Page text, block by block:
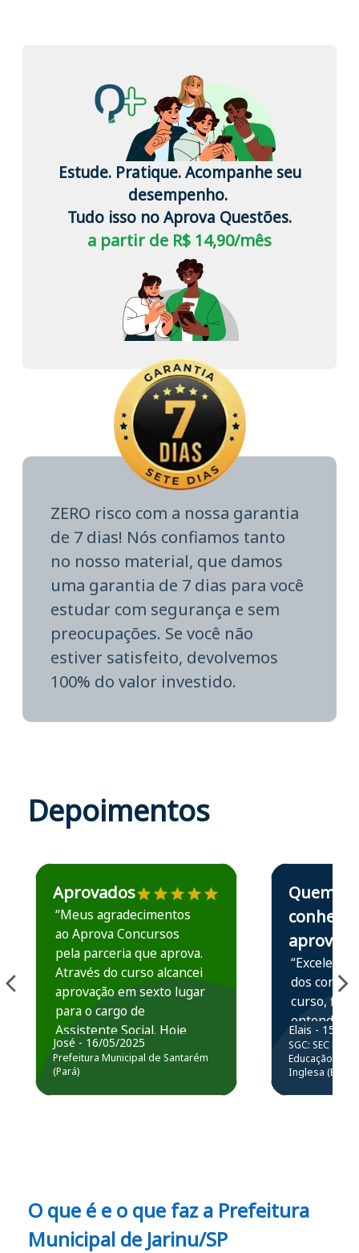
Estude. Pratique. Acompanhe seu
desempenho.
Tudo isso no Aprova Questões.
a partir de R$ 14,90/mês
ZERO risco com a nossa garantia
de 7 dias! Nós confiamos tanto
no nosso material, que damos
uma garantia de 7 dias para você
estudar com segurança e sem
preocupações. Se você não
estiver satisfeito, devolvemos
100% do valor investido.
Depoimentos
Estudante José recomenda o Aprova Concursos em
Aprovados
“Meus agradecimentos
ao Aprova Concursos
pela parceria que aprova.
Através do curso alcancei
aprovação em sexto lugar
para o cargo de
Assistente Social. Hoje
estou atuando na
Prefeitura de Santarém.
José - 16/05/2025
Prefeitura Municipal de Santarém
(Pará)
Estudante Elais
Quem
conhece,
aprova
“Excelente
dos
curso,
entender e
prática
resolução
questões.”
Elais - 15/07/
SGC: SEC BA
Educação
Inglesa (Edital
O que é e o que faz a Prefeitura
Municipal de Jarinu/SP